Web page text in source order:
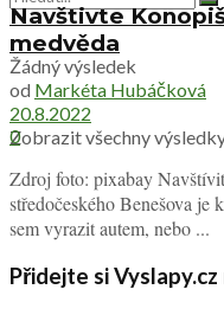
Žádný výsledek
Zobrazit všechny
Navštivte
medvěda
od Markéta Hubáčková
20.8.2022
0
Zdroj foto: pixabay
středočeského Benešova
sem vyrazit autem, nebo ...
Přidejte si Vyslapy.cz